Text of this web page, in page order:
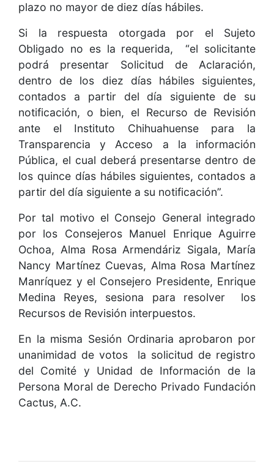
plazo no mayor de diez días hábiles.
Si la respuesta otorgada por el Sujeto
Obligado no es la requerida, “el solicitante
podrá presentar Solicitud de Aclaración,
dentro de los diez días hábiles siguientes,
contados a partir del día siguiente de su
notificación, o bien, el Recurso de Revisión
ante el Instituto Chihuahuense para la
Transparencia y Acceso a la información
Pública, el cual deberá presentarse dentro de
los quince días hábiles siguientes, contados a
partir del día siguiente a su notificación”.
Por tal motivo el Consejo General integrado
por los Consejeros Manuel Enrique Aguirre
Ochoa, Alma Rosa Armendáriz Sigala, María
Nancy Martínez Cuevas, Alma Rosa Martínez
Manríquez y el Consejero Presidente, Enrique
Medina Reyes, sesiona para resolver los
Recursos de Revisión interpuestos.
En la misma Sesión Ordinaria aprobaron por
unanimidad de votos la solicitud de registro
del Comité y Unidad de Información de la
Persona Moral de Derecho Privado Fundación
Cactus, A.C.